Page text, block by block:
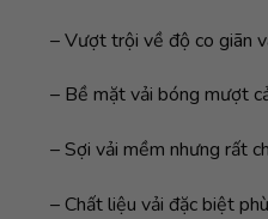
– Vượt trội về độ co giãn
– Bề mặt vải bóng mượt
– Sợi vải mềm nhưng rất
– Chất liệu vải đặc biệt